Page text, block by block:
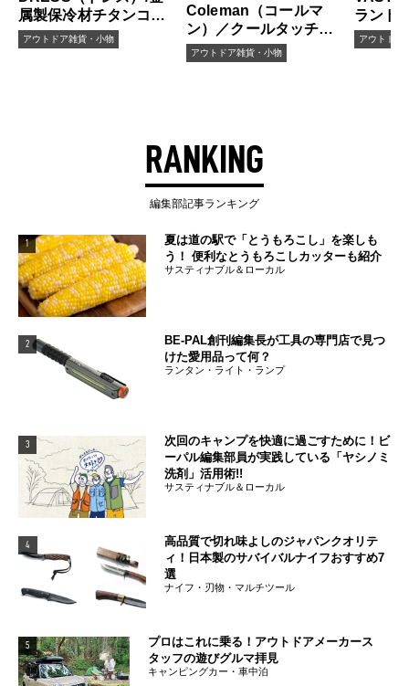
属製保冷材チタンコー
ト
アウトドア雑貨・小物
Coleman（コールマ
ン）／クールタッチレ
ジャーシート
アウトドア雑貨・小物
ランド
ート厚
アウトドア
RANKING
編集部記事ランキング
1
夏は道の駅で「とうもろこし」を楽しも
う！ 便利なとうもろこしカッターも紹介
サスティナブル＆ローカル
2
BE-PAL創刊編集長が工具の専門店で見つ
けた愛用品って何？
ランタン・ライト・ランプ
3
次回のキャンプを快適に過ごすために！ビ
ーパル編集部員が実践している「ヤシノミ
洗剤」活用術!!
サスティナブル＆ローカル
4
高品質で切れ味よしのジャパンクオリテ
ィ！日本製のサバイバルナイフおすすめ7
選
ナイフ・刃物・マルチツール
5
プロはこれに乗る！アウトドアメーカース
タッフの遊びグルマ拝見
キャンピングカー・車中泊